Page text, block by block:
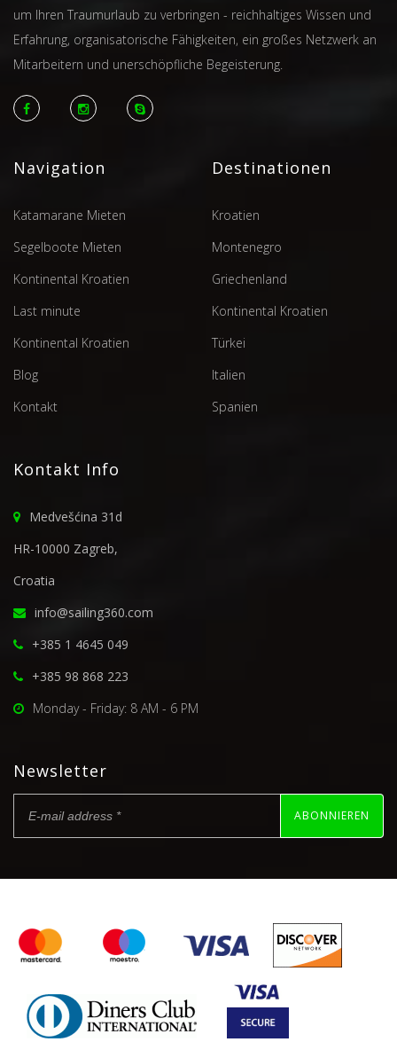
um Ihren Traumurlaub zu verbringen - reichhaltiges Wissen und
Erfahrung, organisatorische Fähigkeiten, ein großes Netzwerk an
Mitarbeitern und unerschöpfliche Begeisterung.
Navigation
Katamarane Mieten
Segelboote Mieten
Kontinental Kroatien
Last minute
Kontinental Kroatien
Blog
Kontakt
Destinationen
Kroatien
Montenegro
Griechenland
Kontinental Kroatien
Türkei
Italien
Spanien
Kontakt Info
Medvešćina 31d
HR-10000 Zagreb,
Croatia
info@sailing360.com
+385 1 4645 049
+385 98 868 223
Monday - Friday: 8 AM - 6 PM
Newsletter
ABONNIEREN